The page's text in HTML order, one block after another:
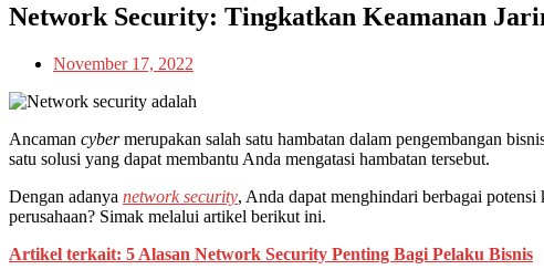
Network Security: Tingkatkan Keamanan
November 17, 2022
Ancaman cybermerupakan salah satu hambatan dalam pengembangan
satu solusi yang dapat membantu Anda mengatasi hambatan tersebut.
Dengan adanya network security, Anda dapat menghindari berbagai
perusahaan? Simak melalui artikel berikut ini.
Artikel terkait: 5 Alasan Network Security Penting Bagi Pelaku Bisnis